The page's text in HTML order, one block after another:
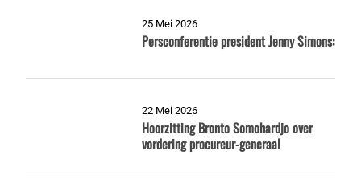
25 Mei 2026
Persconferentie president Jenny Simons:
22 Mei 2026
Hoorzitting Bronto Somohardjo over
vordering procureur-generaal